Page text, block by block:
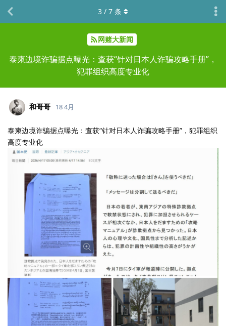
网赌大新闻
泰柬边境诈骗据点曝光：查获“针对日本人诈骗攻略手册”，
犯罪组织高度专业化
3 / 7 条
和哥哥 18 4月
泰柬边境诈骗据点曝光：查获“针对日本人诈骗攻略手册”，犯罪组织
高度专业化